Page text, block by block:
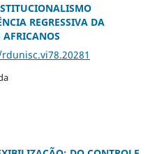
REGRESSIVA DA